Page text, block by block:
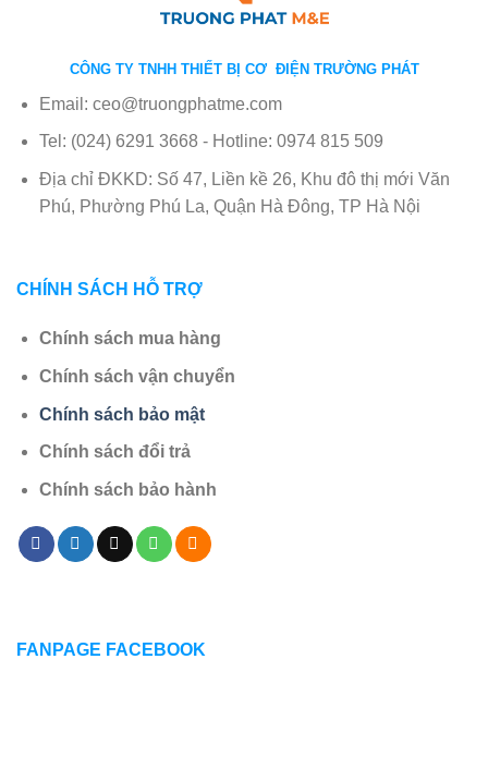
CÔNG TY TNHH THIẾT BỊ CƠ ĐIỆN TRƯỜNG PHÁT
Email: ceo@truongphatme.com
Tel: (024) 6291 3668 - Hotline: 0974 815 509
Địa chỉ ĐKKD: Số 47, Liền kề 26, Khu đô thị mới Văn
Phú, Phường Phú La, Quận Hà Đông, TP Hà Nội
CHÍNH SÁCH HỖ TRỢ
Chính sách mua hàng
Chính sách vận chuyển
Chính sách bảo mật
Chính sách đổi trả
Chính sách bảo hành
FANPAGE FACEBOOK